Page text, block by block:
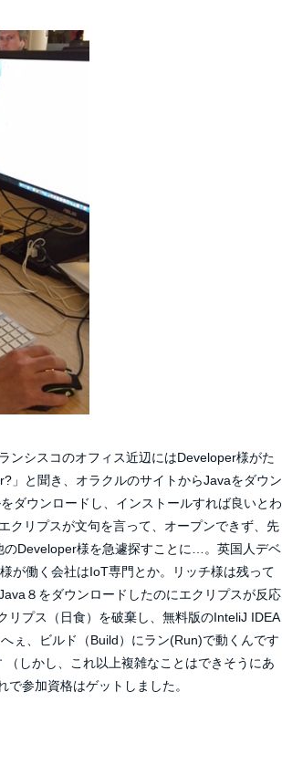
シスコのオフィス近辺にはDeveloper様がた
」と聞き、オラクルのサイトからJavaをダウン
ダウンロードし、インストールすれば良いとわ
クリプスが文句を言って、オープンできず、先
Developer様を急遽探すことに…。英国人デベ
が働く会社はIoT専門とか。リッチ様は残って
８をダウンロードしたのにエクリプスが反応
リプス（日食）を破棄し、無料版のInteliJ IDEA
ぇ、ビルド（Build）にラン(Run)で動くんです
しかし、これ以上複雑なことはできそうにあ
参加資格はゲットしました。